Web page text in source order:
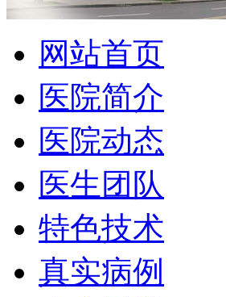
网站首页
医院简介
医院动态
医生团队
特色技术
真实病例